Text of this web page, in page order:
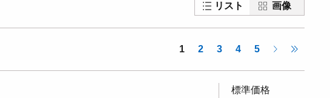
リスト 画像
1 2 3 4 5
標準価格